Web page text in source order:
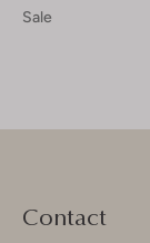
Sale
Contact